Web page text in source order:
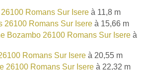
Romans Sur Isere à 11,8 m
26100 Romans Sur Isere à 15,66 m
Bozambo 26100 Romans Sur Isere à
Romans Sur Isere à 20,55 m
26100 Romans Sur Isere à 22,32 m